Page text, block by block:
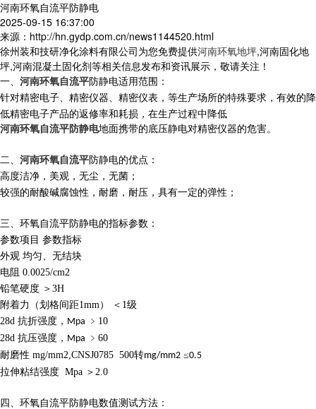
河南环氧自流平防静电
2025-09-15 16:37:00
来源：http://hn.gydp.com.cn/news1144520.html
徐州装和技研净化涂料有限公司为您免费提供河南环氧地坪,河南固化地
坪,河南混凝土固化剂等相关信息发布和资讯展示，敬请关注！
一、 河南环氧自流平防静电适用范围：
针对精密电子、精密仪器、精密仪表，等生产场所的特殊要求，有效的降
低精密电子产品的返修率和耗损，在生产过程中降低
河南环氧自流平防静电地面携带的底压静电对精密仪器的危害。
二、 河南环氧自流平防静电的优点：
高度洁净，美观，无尘，无菌；
较强的耐酸碱腐蚀性，耐磨，耐压，具有一定的弹性；
三、 环氧自流平防静电的指标参数：
参数项目 参数指标
外观 均匀、无结块
电阻 0.0025/cm2
铅笔硬度 ＞ 3H
附着力（划格间距1mm） ＜ 1级
28d 抗折强度， Mpa ﹥ 10
28d 抗压强度， Mpa ﹥ 60
耐磨性 mg/mm2,CNSJ0785 500转mg/mm2 ≤0.5
拉伸粘结强度 Mpa ＞ 2.0
四、 环氧自流平防静电数值测试方法：